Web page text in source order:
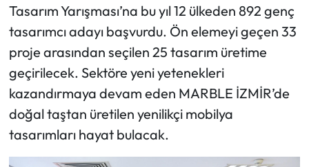
Tasarım Yarışması’na bu yıl 12 ülkeden 892 genç
tasarımcı adayı başvurdu. Ön elemeyi geçen 33
proje arasından seçilen 25 tasarım üretime
geçirilecek. Sektöre yeni yetenekleri
kazandırmaya devam eden MARBLE İZMİR’de
doğal taştan üretilen yenilikçi mobilya
tasarımları hayat bulacak.